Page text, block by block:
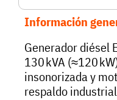
Información
Generador diésel
130 kVA (≈120
insonorizada y
respaldo